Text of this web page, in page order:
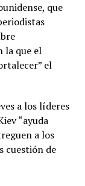
que
la que el
el
a los líderes
“ayuda
a los
cuestión de